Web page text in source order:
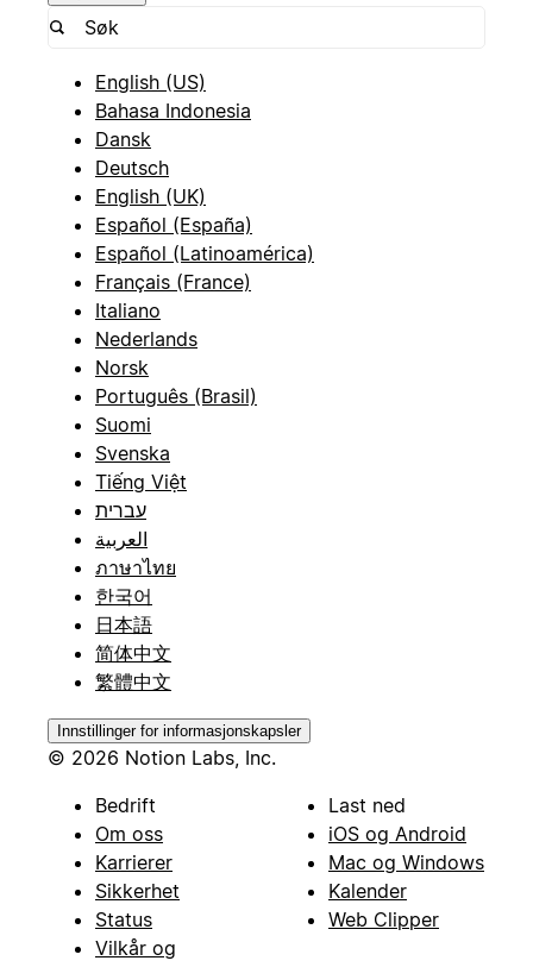
English (US)
Bahasa Indonesia
Dansk
Deutsch
English (UK)
Español (España)
Español (Latinoamérica)
Français (France)
Italiano
Nederlands
Norsk
Português (Brasil)
Suomi
Svenska
Tiếng Việt
עברית
العربية
ภาษาไทย
한국어
日本語
简体中文
繁體中文
Innstillinger for informasjonskapsler
© 2026 Notion Labs, Inc.
Bedrift
Om oss
Karrierer
Sikkerhet
Status
Vilkår og
Last ned
iOS og Android
Mac og Windows
Kalender
Web Clipper